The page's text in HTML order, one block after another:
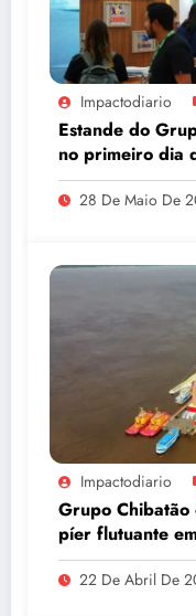
Impactodiario
Estande do
no primeiro dia
2026
28 De Maio De
Impactodiario
Grupo
píer flutuante
compromisso
o Amazonas
22 De Abril De